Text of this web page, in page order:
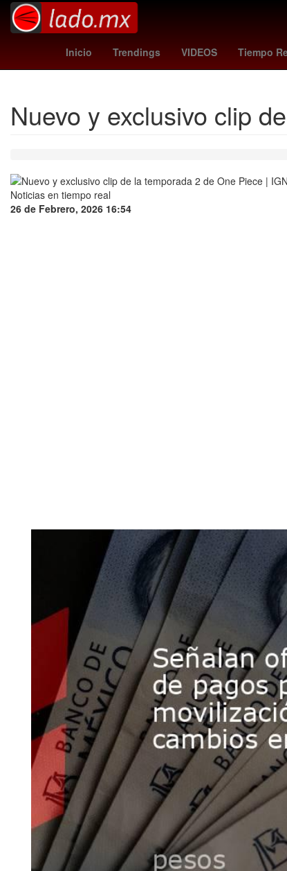
Inicio Trendings VIDEOS Tiempo
Gobierno Dólar estadounidense México
Nuevo y exclusivo clip
26 de Febrero, 2026 16:54